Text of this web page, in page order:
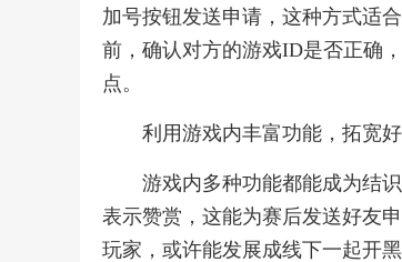
加号按钮发送申请，这种方式适
前，确认对方的游戏ID是否正确
点。
利用游戏内丰富功能，拓宽
游戏内多种功能都能成为结
表示赞赏，这能为赛后发送好友
玩家，或许能发展成线下一起开